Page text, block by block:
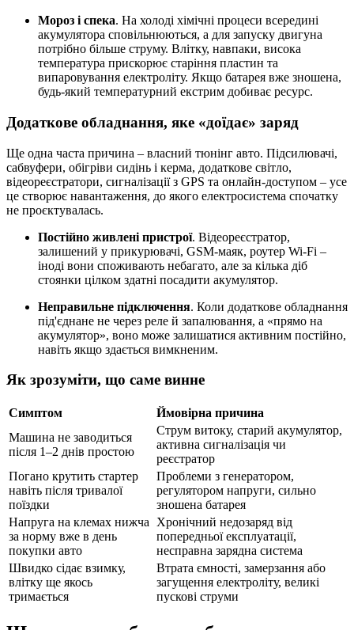
Мороз і спека. На холоді хімічні процеси всередині
акумулятора сповільнюються, а для запуску двигуна
потрібно більше струму. Влітку, навпаки, висока
температура прискорює старіння пластин та
випаровування електроліту. Якщо батарея вже зношена,
будь-який температурний екстрим добиває ресурс.
Додаткове обладнання, яке «доїдає» заряд
Ще одна часта причина – власний тюнінг авто. Підсилювачі,
сабвуфери, обігріви сидінь і керма, додаткове світло,
відеореєстратори, сигналізації з GPS та онлайн-доступом – усе
це створює навантаження, до якого електросистема спочатку
не проєктувалась.
Постійно живлені пристрої. Відеореєстратор,
залишений у прикурювачі, GSM‑маяк, роутер Wi‑Fi –
іноді вони споживають небагато, але за кілька діб
стоянки цілком здатні посадити акумулятор.
Неправильне підключення. Коли додаткове обладнання
під'єднане не через реле й запалювання, а «прямо на
акумулятор», воно може залишатися активним постійно,
навіть якщо здається вимкненим.
Як зрозуміти, що саме винне
Симптом
Ймовірна причина
Машина не заводиться
після 1–2 днів простою
Струм витоку, старий акумулятор,
активна сигналізація чи
реєстратор
Погано крутить стартер
навіть після тривалої
поїздки
Проблеми з генератором,
регулятором напруги, сильно
зношена батарея
Напруга на клемах нижча
за норму вже в день
покупки авто
Хронічний недозаряд від
попередньої експлуатації,
несправна зарядна система
Швидко сідає взимку,
влітку ще якось
тримається
Втрата ємності, замерзання або
загущення електроліту, великі
пускові струми